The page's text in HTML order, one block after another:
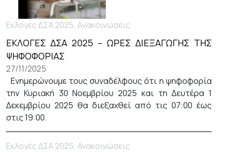
Εκλογές ΔΣΑ 2025, Ανακοινώσεις
ΕΚΛΟΓΕΣ ΔΣΑ 2025 – ΩΡΕΣ ΔΙΕΞΑΓΩΓΗΣ ΤΗΣ
ΨΗΦΟΦΟΡΙΑΣ
27/11/2025
Ενημερώνουμε τους συναδέλφους ότι η ψηφοφορία
την Κυριακή 30 Νοεμβρίου 2025 και τη Δευτέρα 1
Δεκεμβρίου 2025 θα διεξαχθεί από τις 07:00 έως
στις 19:00.
Εκλογές ΔΣΑ 2025, Ανακοινώσεις